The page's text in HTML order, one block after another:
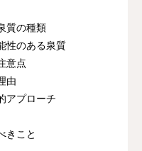
質の種類
性のある泉質
意点
由
アプローチ
きこと